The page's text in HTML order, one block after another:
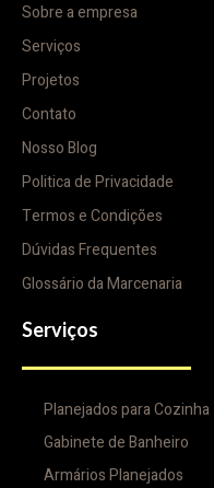
Sobre a empresa
Serviços
Projetos
Contato
Nosso Blog
Politica de Privacidade
Termos e Condições
Dúvidas Frequentes
Glossário da Marcenaria
Serviços
Planejados para Cozinha
Gabinete de Banheiro
Armários Planejados